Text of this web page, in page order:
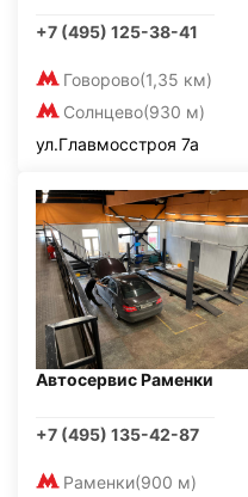
+7 (495) 125-38-41
Говорово(1,35 км)
Солнцево(930 м)
ул.Главмосстроя 7а
Автосервис Раменки
+7 (495) 135-42-87
Раменки(900 м)